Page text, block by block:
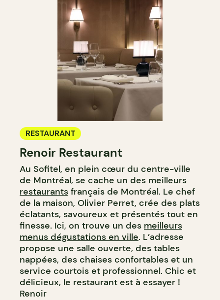
RESTAURANT
Renoir Restaurant
Au Sofitel, en plein cœur du centre-ville
de Montréal, se cache un des meilleurs
restaurants français de Montréal. Le chef
de la maison, Olivier Perret, crée des plats
éclatants, savoureux et présentés tout en
finesse. Ici, on trouve un des meilleurs
menus dégustations en ville. L’adresse
propose une salle ouverte, des tables
nappées, des chaises confortables et un
service courtois et professionnel. Chic et
délicieux, le restaurant est à essayer !
Renoir